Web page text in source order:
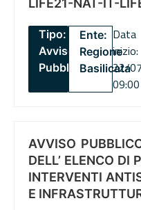
LIFE21-NAT-IT-
Tipo:
Avviso
Pubblico
Ente:
Regione
Basilicata
Data
inizio:
22/
09:00
AVVISO
DELL’ ELENCO DI
INTERVENTI
E